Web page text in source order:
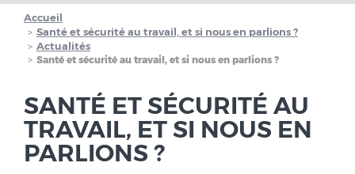
Accueil
Santé et sécurité au travail, et si nous en parlions ?
Actualités
Santé et sécurité au travail, et si nous en parlions ?
SANTÉ ET SÉCURITÉ AU
TRAVAIL, ET SI NOUS EN
PARLIONS ?